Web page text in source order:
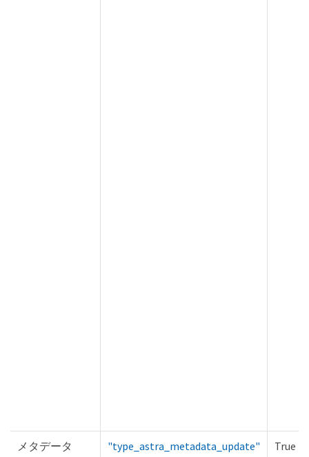
メタデータ "type_astra_metadata_update" True